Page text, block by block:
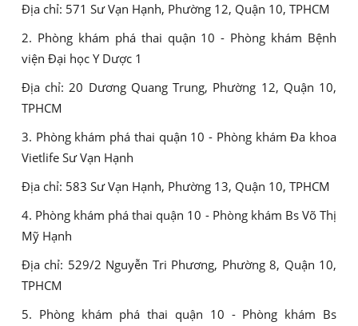
Địa chỉ: 571 Sư Vạn Hạnh, Phường 12, Quận 10, TPHCM
2. Phòng khám phá thai quận 10 - Phòng khám Bệnh
viện Đại học Y Dược 1
Địa chỉ: 20 Dương Quang Trung, Phường 12, Quận 10,
TPHCM
3. Phòng khám phá thai quận 10 - Phòng khám Đa khoa
Vietlife Sư Vạn Hạnh
Địa chỉ: 583 Sư Vạn Hạnh, Phường 13, Quận 10, TPHCM
4. Phòng khám phá thai quận 10 - Phòng khám Bs Võ Thị
Mỹ Hạnh
Địa chỉ: 529/2 Nguyễn Tri Phương, Phường 8, Quận 10,
TPHCM
5. Phòng khám phá thai quận 10 - Phòng khám Bs